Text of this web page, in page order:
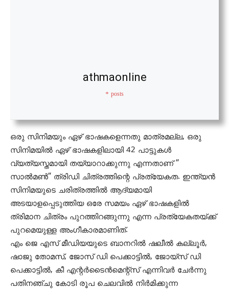
athmaonline
+ posts
ഒരു സിനിമയും ഏഴ് ഭാഷകളെന്നതു മാത്രമല്ല, ഒരു
സിനിമയില്‍ ഏഴ് ഭാഷകളിലായി 42 പാട്ടുകള്‍
വ്യത്യസ്തമായി തയ്യാറാക്കുന്നു എന്നതാണ് ”
സാല്‍മണ്‍” ത്രിഡി ചിത്രത്തിന്റെ പ്രത്യേകത. ഇന്ത്യന്‍
സിനിമയുടെ ചരിത്രത്തില്‍ ആദ്യമായി
അടയാളപ്പെടുത്തിയ ഒരേ സമയം ഏഴ് ഭാഷകളില്‍
ത്രിമാന ചിത്രം പുറത്തിറങ്ങുന്നു എന്ന പ്രത്യേകതയ്ക്ക്
പുറമെയുള്ള അംഗീകാരമാണിത്.
എം ജെ എസ് മീഡിയയുടെ ബാനറില്‍ ഷലീല്‍ കല്ലൂര്‍,
ഷാജു തോമസ്, ജോസ് ഡി പെക്കാട്ടില്‍, ജോയ്‌സ് ഡി
പെക്കാട്ടില്‍, കീ എന്റര്‍ടൈന്‍മെന്റ്‌സ് എന്നിവര്‍ ചേര്‍ന്നു
പതിനഞ്ചു കോടി രൂപ ചെലവില്‍ നിര്‍മിക്കുന്ന